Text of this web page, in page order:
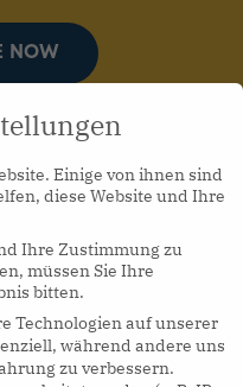
NOW
Einige von ihnen sind
diese Website und Ihre
Ihre Zustimmung zu
müssen Sie Ihre
bitten.
Technologien auf unserer
während andere uns
zu verbessern.